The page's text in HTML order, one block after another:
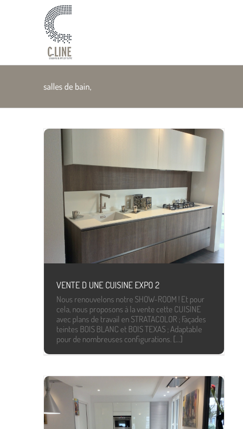
salles de bain,
VENTE D UNE CUISINE EXPO 2
Nous renouvelons notre SHOW-ROOM ! Et pour
cela, nous proposons à la vente cette CUISINE
avec plans de travail en STRATACOLOR ; Façades
teintes BOIS BLANC et BOIS TEXAS ; Adaptable
pour de nombreuses configurations. [...]